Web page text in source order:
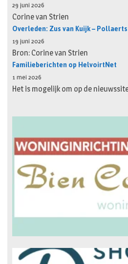
29 juni 2026
Corine van Strien
Overleden: Zus van Kuijk – Pollaerts
19 juni 2026
Bron: Corine van Strien
Familieberichten op HelvoirtNet
1 mei 2026
Het is mogelijk om op de